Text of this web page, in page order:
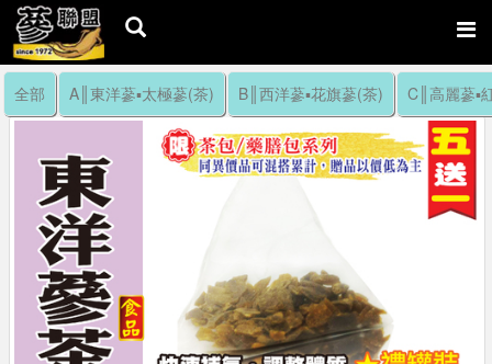
全部 A║東洋蔘▪太極蔘(茶) B║西洋蔘▪花旗蔘(茶) C║高麗蔘▪